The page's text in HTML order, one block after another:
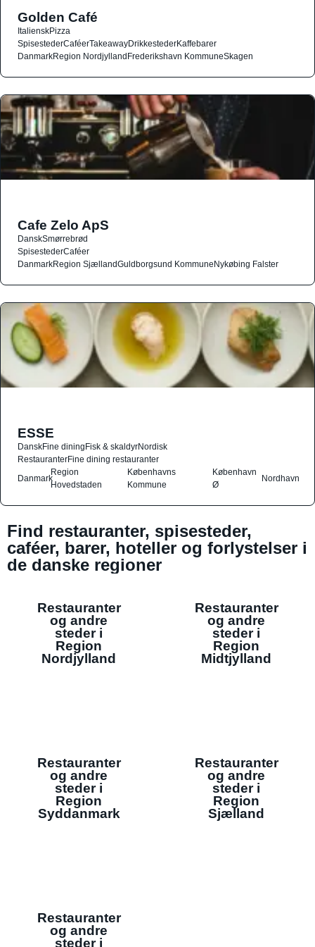
Golden Café
ItalienskPizza
SpisestederCaféerTakeawayDrikkestederKaffebarer
DanmarkRegion NordjyllandFrederikshavn KommuneSkagen
Cafe Zelo ApS
DanskSmørrebrød
SpisestederCaféer
DanmarkRegion SjællandGuldborgsund KommuneNykøbing Falster
ESSE
DanskFine diningFisk & skaldyrNordisk
RestauranterFine dining restauranter
Danmark
Region
Hovedstaden
Københavns
Kommune
København
Ø
Nordhavn
Find restauranter, spisesteder,
caféer, barer, hoteller og forlystelser i
de danske regioner
Restauranter
og andre
steder i
Region
Nordjylland
Restauranter
og andre
steder i
Region
Midtjylland
Restauranter
og andre
steder i
Region
Syddanmark
Restauranter
og andre
steder i
Region
Sjælland
Restauranter
og andre
steder i